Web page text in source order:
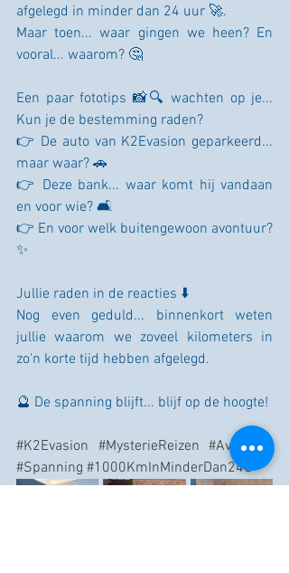
afgelegd in minder dan 24 uur 🚀.
Maar toen... waar gingen we heen? En
vooral... waarom? 🤔
Een paar fototips 📸🔍 wachten op je...
Kun je de bestemming raden?
👉 De auto van K2Evasion geparkeerd...
maar waar? 🚗
👉 Deze bank... waar komt hij vandaan
en voor wie? 🛋️
👉 En voor welk buitengewoon avontuur?
✨
Jullie raden in de reacties ⬇️
Nog even geduld... binnenkort weten
jullie waarom we zoveel kilometers in
zo'n korte tijd hebben afgelegd.
🔮 De spanning blijft... blijf op de hoogte!
#K2Evasion #MysterieReizen #Avontuur
#Spanning #1000KmInMinderDan24U